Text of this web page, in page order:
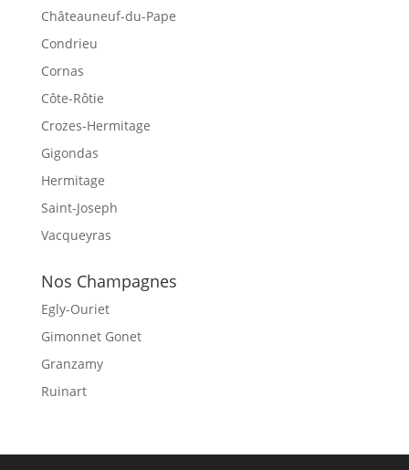
Châteauneuf-du-Pape
Condrieu
Cornas
Côte-Rôtie
Crozes-Hermitage
Gigondas
Hermitage
Saint-Joseph
Vacqueyras
Nos Champagnes
Egly-Ouriet
Gimonnet Gonet
Granzamy
Ruinart